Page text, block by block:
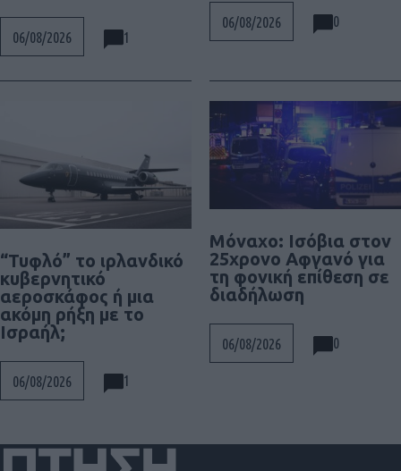
06/08/2026 1
06/08/2026 0
“Τυφλό” το ιρλανδικό
κυβερνητικό
αεροσκάφος ή μια
ακόμη ρήξη με το
Ισραήλ;
06/08/2026 1
Μόναχο: Ισόβια στον
25χρονο Αφγανό για
τη φονική επίθεση σε
διαδήλωση
06/08/2026 0